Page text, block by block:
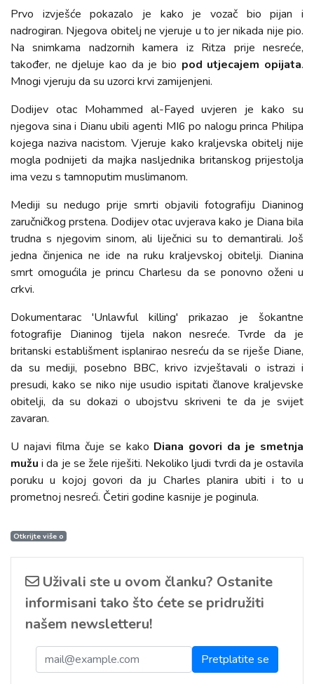
Prvo izvješće pokazalo je kako je vozač bio pijan i
nadrogiran. Njegova obitelj ne vjeruje u to jer nikada nije pio.
Na snimkama nadzornih kamera iz Ritza prije nesreće,
također, ne djeluje kao da je bio pod utjecajem opijata.
Mnogi vjeruju da su uzorci krvi zamijenjeni.
Dodijev otac Mohammed al-Fayed uvjeren je kako su
njegova sina i Dianu ubili agenti MI6 po nalogu princa Philipa
kojega naziva nacistom. Vjeruje kako kraljevska obitelj nije
mogla podnijeti da majka nasljednika britanskog prijestolja
ima vezu s tamnoputim muslimanom.
Mediji su nedugo prije smrti objavili fotografiju Dianinog
zaručničkog prstena. Dodijev otac uvjerava kako je Diana bila
trudna s njegovim sinom, ali liječnici su to demantirali. Još
jedna činjenica ne ide na ruku kraljevskoj obitelji. Dianina
smrt omogućila je princu Charlesu da se ponovno oženi u
crkvi.
Dokumentarac 'Unlawful killing' prikazao je šokantne
fotografije Dianinog tijela nakon nesreće. Tvrde da je
britanski establišment isplanirao nesreću da se riješe Diane,
da su mediji, posebno BBC, krivo izvještavali o istrazi i
presudi, kako se niko nije usudio ispitati članove kraljevske
obitelji, da su dokazi o ubojstvu skriveni te da je svijet
zavaran.
U najavi filma čuje se kako Diana govori da je smetnja
mužu i da je se žele riješiti. Nekoliko ljudi tvrdi da je ostavila
poruku u kojoj govori da ju Charles planira ubiti i to u
prometnoj nesreći. Četiri godine kasnije je poginula.
Otkrijte više o
Uživali ste u ovom članku? Ostanite
informisani tako što ćete se pridružiti
našem newsletteru!